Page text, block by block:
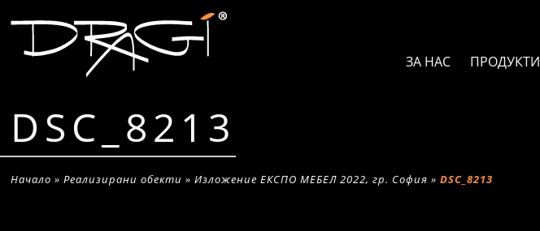
ЗА НАС ПРОДУКТИ
DSC_8213
Начало »Реализирани обекти »Изложение ЕКСПО МЕБЕЛ 2022, гр. София »DSC_8213